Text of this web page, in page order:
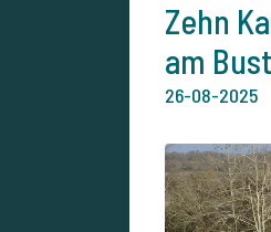
Zehn
am
26-08-2025